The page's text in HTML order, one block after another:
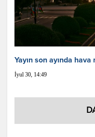
Yayın son ayında
İyul 30, 14:49